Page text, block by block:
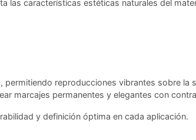
características estéticas naturales del
reproducciones vibrantes sobre la
marcajes permanentes y elegantes con
y definición óptima en cada aplicación.